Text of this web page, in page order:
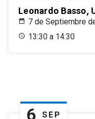
Leonardo Basso,
7 de Septiembre
13:30 a 14:30
6 SEP